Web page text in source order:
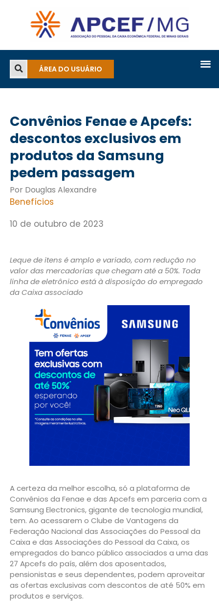
ÁREA DO USUÁRIO
Convênios Fenae e Apcefs:
descontos exclusivos em
produtos da Samsung
pedem passagem
Por Douglas Alexandre
Benefícios
10 de outubro de 2023
Leque de itens é amplo e variado, com redução no
valor das mercadorias que chegam até a 50%. Toda
linha de eletrônico está à disposição do empregado
da Caixa associado
A certeza da melhor escolha, só a plataforma de
Convênios da Fenae e das Apcefs em parceria com a
Samsung Electronics, gigante de tecnologia mundial,
tem. Ao acessarem o Clube de Vantagens da
Federação Nacional das Associações do Pessoal da
Caixa e das Associações do Pessoal da Caixa, os
empregados do banco público associados a uma das
27 Apcefs do país, além dos aposentados,
pensionistas e seus dependentes, podem aproveitar
as ofertas exclusivas com descontos de até 50% em
produtos e serviços.